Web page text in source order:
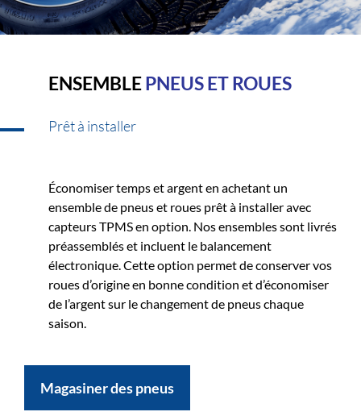
ENSEMBLEPNEUS ET ROUES
Prêt à installer
Économiser temps et argent en achetant un
ensemble de pneus et roues prêt à installer avec
capteurs TPMS en option. Nos ensembles sont livrés
préassemblés et incluent le balancement
électronique. Cette option permet de conserver vos
roues d’origine en bonne condition et d’économiser
de l’argent sur le changement de pneus chaque
saison.
Magasiner des pneus